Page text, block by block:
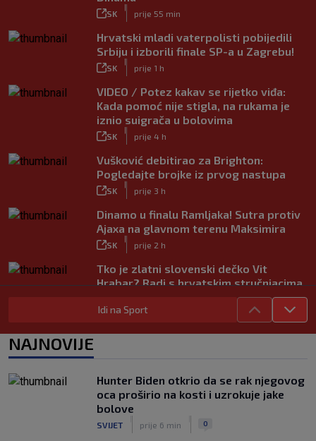
SK prije 55 min
Hrvatski mladi vaterpolisti pobijedili
Srbiju i izborili finale SP-a u Zagrebu!
SK prije 1 h
VIDEO / Potez kakav se rijetko viđa:
Kada pomoć nije stigla, na rukama je
iznio suigrača u bolovima
SK prije 4 h
Vušković debitirao za Brighton:
Pogledajte brojke iz prvog nastupa
SK prije 3 h
Dinamo u finalu Ramljaka! Sutra protiv
Ajaxa na glavnom terenu Maksimira
SK prije 2 h
Tko je zlatni slovenski dečko Vit
Hrabar? Radi s hrvatskim stručnjacima,
SK
|
prije 3 h
Vodič za prvenstvo Nizozemske na SK:
Hrvati
SK prije 5 h
Slatke muke za Bilića: Bio je na širem
popisu Vatrenih za SP, a sada je
Idi na Sport
NAJNOVIJE
Hunter Biden otkrio da se rak njegovog
oca proširio na kosti i uzrokuje jake
bolove
SVIJET prije 6 min 0